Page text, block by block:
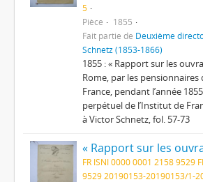
5
Pièce
1855
Fait partie de Deuxième
Schnetz (1853-1866)
1855 : « Rapport sur les
Rome, par les pensionnaires
France, pendant l’année
perpétuel de l’Institut de
à Victor Schnetz, fol. 57-73
FR ISNI 0000 0001 2158 9529
9529 20190153-20190153/1-